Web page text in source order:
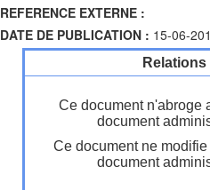
REFERENCE EXTERNE :
DATE DE PUBLICATION : 15-06-
Ce document n'abroge
document
Ce document ne
document